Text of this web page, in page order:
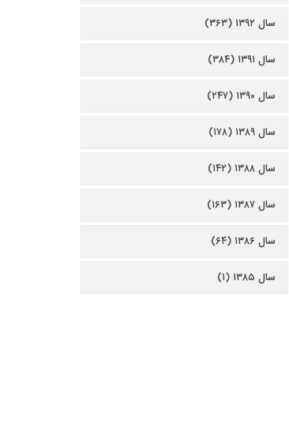
سال ۱۳۹۲ (۳۶۳)
سال ۱۳۹۱ (۳۸۴)
سال ۱۳۹۰ (۲۴۷)
سال ۱۳۸۹ (۱۷۸)
سال ۱۳۸۸ (۱۴۲)
سال ۱۳۸۷ (۱۶۳)
سال ۱۳۸۶ (۶۴)
سال ۱۳۸۵ (۱)